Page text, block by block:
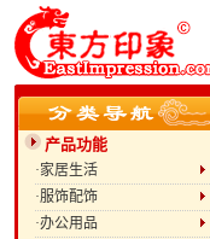
产品功能
·家居生活
·服饰配饰
·办公用品